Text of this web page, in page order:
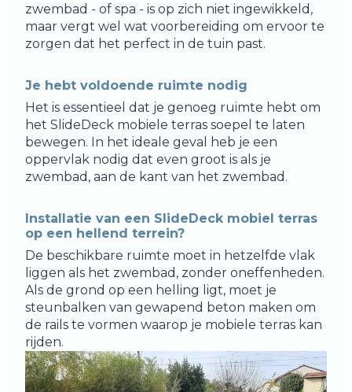
zwembad - of spa - is op zich niet ingewikkeld,
maar vergt wel wat voorbereiding om ervoor te
zorgen dat het perfect in de tuin past.
Je hebt voldoende ruimte nodig
Het is essentieel dat je genoeg ruimte hebt om
het SlideDeck mobiele terras soepel te laten
bewegen. In het ideale geval heb je een
oppervlak nodig dat even groot is als je
zwembad, aan de kant van het zwembad.
Installatie van een SlideDeck mobiel terras
op een hellend terrein?
De beschikbare ruimte moet in hetzelfde vlak
liggen als het zwembad, zonder oneffenheden.
Als de grond op een helling ligt, moet je
steunbalken van gewapend beton maken om
de rails te vormen waarop je mobiele terras kan
rijden.